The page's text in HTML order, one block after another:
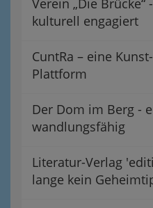
Verein „Die
kulturell engagiert
CuntRa – eine
Plattform
Der Dom im Berg -
wandlungsfähig
Literatur-Verlag
lange kein